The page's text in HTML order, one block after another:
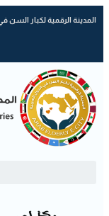
المدينة الرقمية لكبار السن